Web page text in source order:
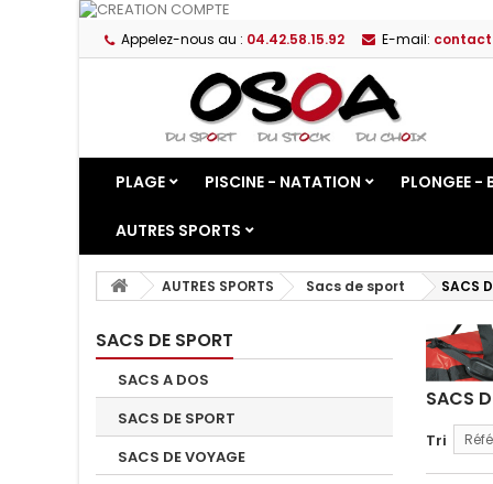
Appelez-nous au : 04.42.58.15.92 E-mail:
PLAGE PISCINE - NATATION PLONGEE -
AUTRES SPORTS
AUTRES SPORTS Sacs de sport SACS
SACS DE SPORT
SACS A DOS
SACS DE SPORT
SACS DE VOYAGE
SACS
Tri